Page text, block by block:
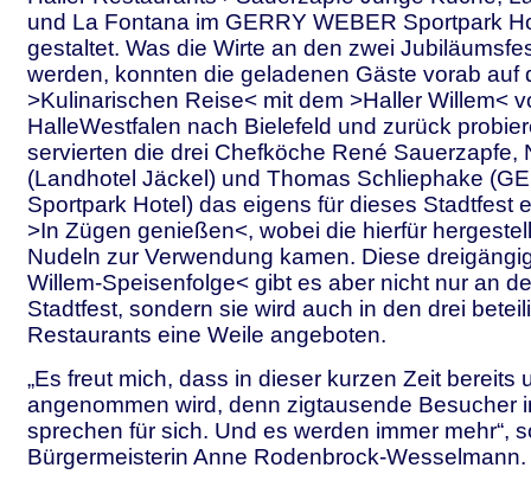
und La Fontana im GERRY WEBER Sportpark
gestaltet. Was die Wirte an den zwei
werden, konnten die geladenen Gäste vorab auf
>Kulinarischen Reise< mit dem >Haller Willem<
HalleWestfalen nach Bielefeld und zurück
servierten die drei Chefköche René Sauerzapfe,
(Landhotel Jäckel) und Thomas Schliephake
Sportpark Hotel) das eigens für dieses Stadtfest
>In Zügen genießen<, wobei die hierfür
Nudeln zur Verwendung kamen. Diese
Willem-Speisenfolge< gibt es aber nicht nur an
Stadtfest, sondern sie wird auch in den drei
Restaurants eine Weile angeboten.
„Es freut mich, dass in dieser kurzen Zeit bereits
angenommen wird, denn zigtausende Besucher
sprechen für sich. Und es werden immer mehr“,
Bürgermeisterin Anne Rodenbrock-Wesselmann.